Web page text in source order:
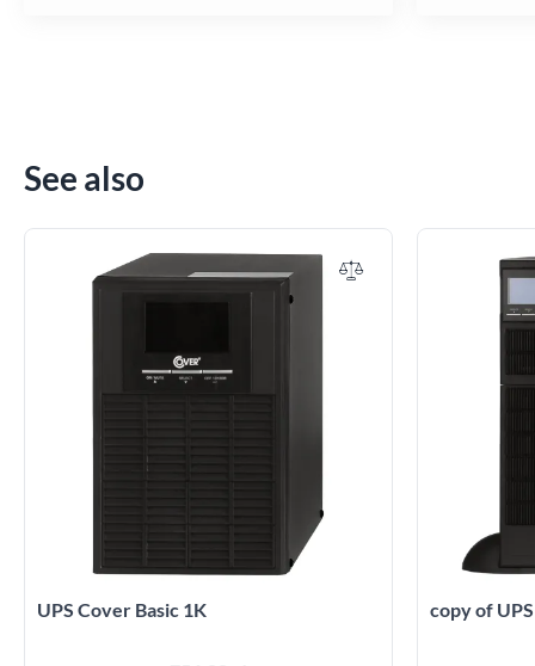
See also
UPS Cover Basic 1K copy of